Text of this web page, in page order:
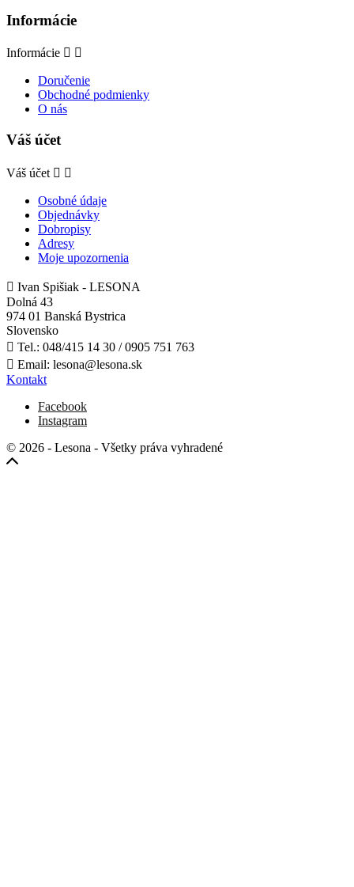
Informácie
Informácie  
Doručenie
Obchodné podmienky
O nás
Váš účet
Váš účet  
Osobné údaje
Objednávky
Dobropisy
Adresy
Moje upozornenia
 Ivan Spišiak - LESONA
Dolná 43
974 01 Banská Bystrica
Slovensko
 Tel.: 048/415 14 30 / 0905 751 763
 Email: lesona@lesona.sk
Kontakt
Facebook
Instagram
© 2026 - Lesona - Všetky práva vyhradené